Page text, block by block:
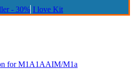
- 30% I love Kit
for M1A1AAIM/M1a